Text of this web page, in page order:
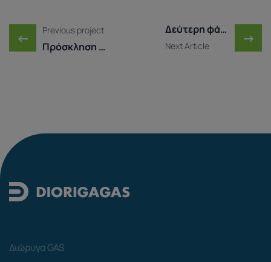
Πλοήγηση στα Άρθρα
← Previous project
Πρόσκληση υποβολής δεσμ ...
Δεύτερη φάση του Μarket ..
Next Article →
Διώρυγα GAS